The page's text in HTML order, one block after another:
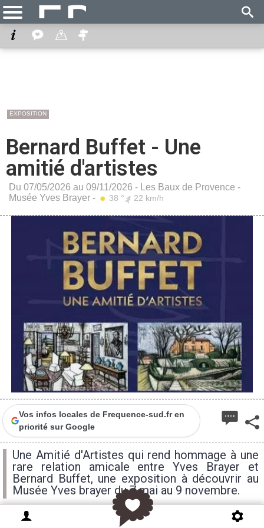
EXPOSITION
Bernard Buffet - Une
amitié d'artistes
Du 07/05/2026 au 09/11/2026 - Les Baux de Provence -
Musée Yves Brayer - 38 ° 22 km/h
Vos infos locales de Frequence-sud.fr en
priorité sur Google
Une Amitié d'Artistes qui rend hommage à une
rare relation amicale entre Yves Brayer et
Bernard Buffet, une exposition à découvrir au
Musée Yves brayer du 7 mai au 9 novembre.